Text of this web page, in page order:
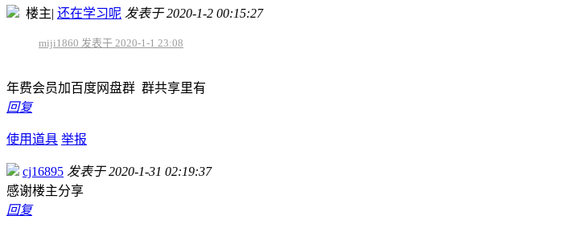
楼主| 还在学习呢 发表于 2020-1-2 00:15:27
miji1860 发表于 2020-1-1 23:08
年费会员加百度网盘群 群共享里有
回复
使用道具 举报
cj16895 发表于 2020-1-31 02:19:37
感谢楼主分享
回复